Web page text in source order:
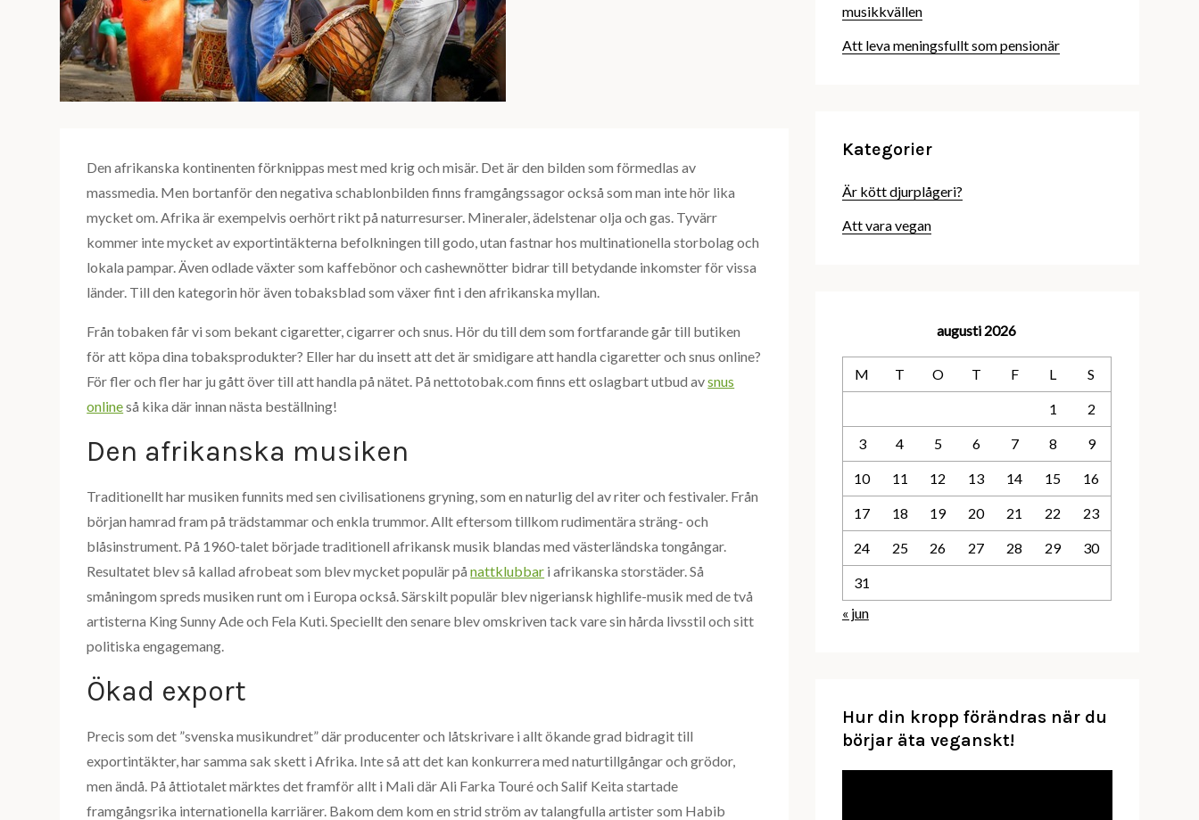
Den afrikanska kontinenten förknippas mest med krig och misär. Det är den bilden som förmedlas av
massmedia. Men bortanför den negativa schablonbilden finns framgångssagor också som man inte hör lika
mycket om. Afrika är exempelvis oerhört rikt på naturresurser. Mineraler, ädelstenar olja och gas. Tyvärr
kommer inte mycket av exportintäkterna befolkningen till godo, utan fastnar hos multinationella storbolag och
lokala pampar. Även odlade växter som kaffebönor och cashewnötter bidrar till betydande inkomster för vissa
länder. Till den kategorin hör även tobaksblad som växer fint i den afrikanska myllan.
Från tobaken får vi som bekant cigaretter, cigarrer och snus. Hör du till dem som fortfarande går till butiken
för att köpa dina tobaksprodukter? Eller har du insett att det är smidigare att handla cigaretter och snus online?
För fler och fler har ju gått över till att handla på nätet. På nettotobak.com finns ett oslagbart utbud avsnus
onlineså kika där innan nästa beställning!
Den afrikanska musiken
Traditionellt har musiken funnits med sen civilisationens gryning, som en naturlig del av riter och festivaler. Från
början hamrad fram på trädstammar och enkla trummor. Allt eftersom tillkom rudimentära sträng- och
blåsinstrument. På 1960-talet började traditionell afrikansk musik blandas med västerländska tongångar.
Resultatet blev så kallad afrobeat som blev mycket populär pånattklubbar i afrikanska storstäder. Så
småningom spreds musiken runt om i Europa också. Särskilt populär blev nigeriansk highlife-musik med de två
artisterna King Sunny Ade och Fela Kuti. Speciellt den senare blev omskriven tack vare sin hårda livsstil och sitt
politiska engagemang.
Ökad export
Precis som det ”svenska musikundret” där producenter och låtskrivare i allt ökande grad bidragit till
exportintäkter, har samma sak skett i Afrika. Inte så att det kan konkurrera med naturtillgångar och grödor,
men ändå. På åttiotalet märktes det framför allt i Mali där Ali Farka Touré och Salif Keita startade
framgångsrika internationella karriärer. Bakom dem kom en strid ström av talangfulla artister som Habib
musikkvällen
Att leva meningsfullt som pensionär
Kategorier
Är kött djurplågeri?
Att vara vegan
augusti 2026
M T O T F L S
1 2
3 4 5 6 7 8 9
10 11 12 13 14 15 16
17 18 19 20 21 22 23
24 25 26 27 28 29 30
31
« jun
Hur din kropp förändras när du
börjar äta veganskt!